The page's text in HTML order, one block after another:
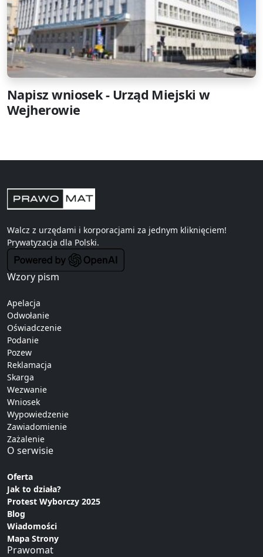
Napisz wniosek - Urząd Miejski w
Wejherowie
Walcz z urzędami i korporacjami za jednym kliknięciem!
Prywatyzacja dla Polski.
Wzory pism
Apelacja
Odwołanie
Oświadczenie
Podanie
Pozew
Reklamacja
Skarga
Wezwanie
Wniosek
Wypowiedzenie
Zawiadomienie
Zażalenie
O serwisie
Oferta
Jak to działa?
Protest Wyborczy 2025
Blog
Wiadomości
Mapa Strony
Prawomat